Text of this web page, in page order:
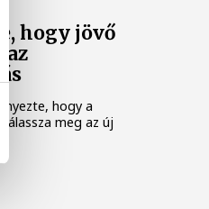
hogy jövő
az
hogy a
meg az új